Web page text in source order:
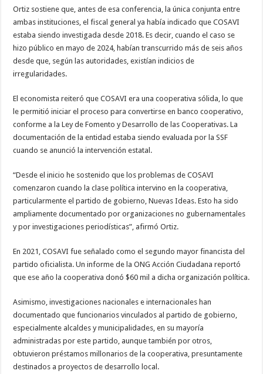
Ortiz sostiene que, antes de esa conferencia, la única conjunta entre
ambas instituciones, el fiscal general ya había indicado que COSAVI
estaba siendo investigada desde 2018. Es decir, cuando el caso se
hizo público en mayo de 2024, habían transcurrido más de seis años
desde que, según las autoridades, existían indicios de
irregularidades.
El economista reiteró que COSAVI era una cooperativa sólida, lo que
le permitió iniciar el proceso para convertirse en banco cooperativo,
conforme a la Ley de Fomento y Desarrollo de las Cooperativas. La
documentación de la entidad estaba siendo evaluada por la SSF
cuando se anunció la intervención estatal.
“Desde el inicio he sostenido que los problemas de COSAVI
comenzaron cuando la clase política intervino en la cooperativa,
particularmente el partido de gobierno, Nuevas Ideas. Esto ha sido
ampliamente documentado por organizaciones no gubernamentales
y por investigaciones periodísticas”, afirmó Ortiz.
En 2021, COSAVI fue señalado como el segundo mayor financista del
partido oficialista. Un informe de la ONG Acción Ciudadana reportó
que ese año la cooperativa donó $60 mil a dicha organización política.
Asimismo, investigaciones nacionales e internacionales han
documentado que funcionarios vinculados al partido de gobierno,
especialmente alcaldes y municipalidades, en su mayoría
administradas por este partido, aunque también por otros,
obtuvieron préstamos millonarios de la cooperativa, presuntamente
destinados a proyectos de desarrollo local.